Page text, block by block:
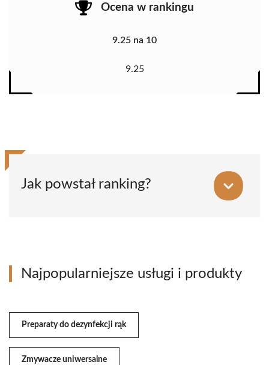
Ocena w rankingu
9.25 na 10
9.25
Jak powstał ranking?
Najpopularniejsze usługi i produkty
Preparaty do dezynfekcji rąk
Zmywacze uniwersalne